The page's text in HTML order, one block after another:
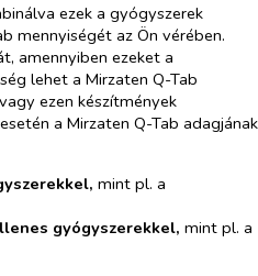
ezek a gyógyszerek
mennyiségét az Ön vérében.
amennyiben ezeket a
lehet a Mirzaten Q-Tab
ezen készítmények
a Mirzaten Q-Tab adagjának
mint pl. a
gyógyszerekkel, mint pl. a